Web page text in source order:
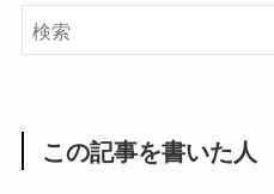
この記事を書いた人